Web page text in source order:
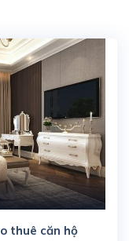
thuê căn hộ